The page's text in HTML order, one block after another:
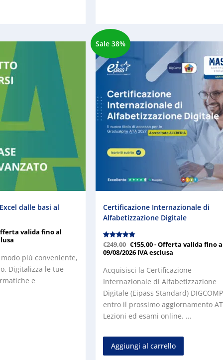
dalle basi al
valida fino al
più conveniente,
Digitalizza le tue
e
Sale 38%
Certificazione Internazionale di
Alfabetizzazione Digitale
Valutato
4.89
su 5
€249,00 €155,00- Offerta valida fino
09/08/2026IVA esclusa
Acquisisci la Certificazione
Internazionale di Alfabetizzazione
Digitale (Eipass Standard)
entro il prossimo aggiornamento
Lezioni ed esami online. ...
Aggiungi al carrello